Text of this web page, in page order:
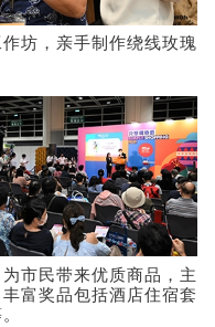
坊，亲手制作绕线玫瑰
市民带来优质商品，主
富奖品包括酒店住宿套